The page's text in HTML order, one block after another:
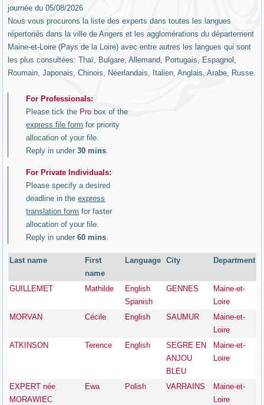
journée du 05/08/2026
Nous vous procurons la liste des experts dans toutes les langues
répertoriés dans la ville de Angers et les agglomérations du département
Maine-et-Loire (Pays de la Loire) avec entre autres les langues qui sont
les plus consultées: Thaï, Bulgare, Allemand, Portugais, Espagnol,
Roumain, Japonais, Chinois, Néerlandais, Italien, Anglais, Arabe, Russe.
For Professionals:
Please tick the Pro box of the
express file form for priority
allocation of your file.
Reply in under30 mins.
For Private Individuals:
Please specify a desired
deadline in theexpress
translation form for faster
allocation of your file.
Reply in under60 mins.
Last name
First
name
Language City Department
GUILLEMET Mathilde
English
Spanish
GENNES
Maine-et-
Loire
MORVAN
Cécile English SAUMUR
Maine-et-
Loire
ATKINSON
Terence English
SEGRE EN
ANJOU
BLEU
Maine-et-
Loire
EXPERT née
MORAWIEC
Ewa Polish VARRAINS
Maine-et-
Loire